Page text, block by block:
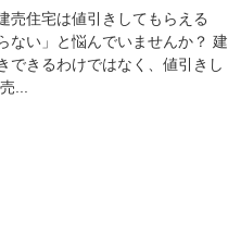
売住宅は値引きしてもらえる
ない」と悩んでいませんか？ 建
できるわけではなく、値引きし
...